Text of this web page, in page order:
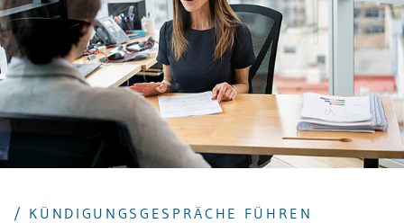
/ KÜNDIGUNGSGESPRÄCHE FÜHREN